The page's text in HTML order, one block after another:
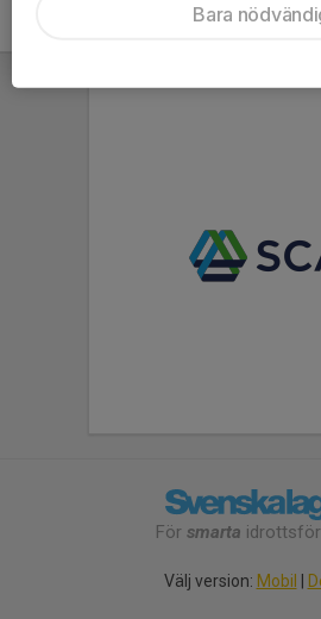
För smarta
Välj version: Mobil
Bara